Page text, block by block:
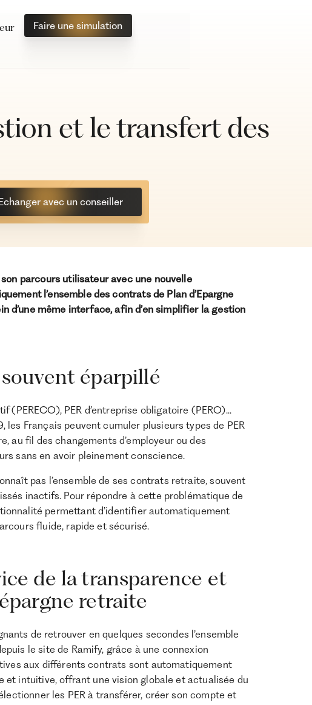
Faire une simulation
et le transfert des
avec un conseiller
parcours utilisateur avec une nouvelle
l’ensemble des contrats de Plan d’Epargne
d’une même interface, afin d’en simplifier la gestion
éparpillé
(PERECO), PER d’entreprise obligatoire (PERO)...
les Français peuvent cumuler plusieurs types de PER
au fil des changements d’employeur ou des
sans en avoir pleinement conscience.
pas l’ensemble de ses contrats retraite, souvent
inactifs. Pour répondre à cette problématique de
permettant d’identifier automatiquement
fluide, rapide et sécurisé.
de la transparence et
retraite
de retrouver en quelques secondes l’ensemble
le site de Ramify, grâce à une connexion
aux différents contrats sont automatiquement
intuitive, offrant une vision globale et actualisée du
les PER à transférer, créer son compte et